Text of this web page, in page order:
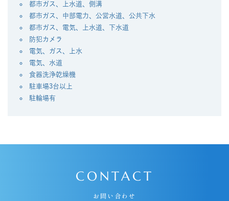
都市ガス、上水道、側溝
都市ガス、中部電力、公営水道、公共下水
都市ガス、電気、上水道、下水道
防犯カメラ
電気、ガス、上水
電気、水道
⾷器洗浄乾燥機
駐車場3台以上
駐輪場有
CONTACT
お問い合わせ